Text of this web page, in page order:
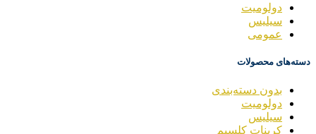
دولومیت
سیلیس
عمومی
دسته‌های محصولات
بدون دسته‌بندی
دولومیت
سیلیس
کربنات کلسیم